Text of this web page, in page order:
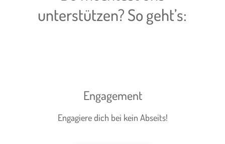
unterstützen? So geht’s:
Engagement
Engagiere dich bei kein Abseits!